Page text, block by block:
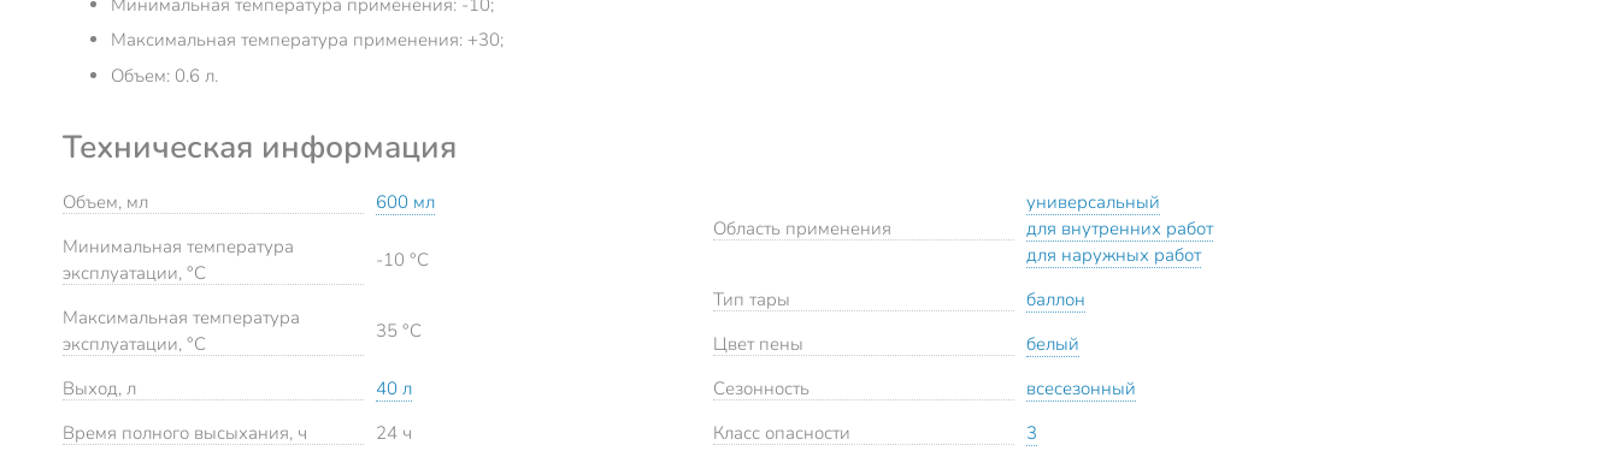
Максимальная температура применения: +30;
Объем: 0.6 л.
Техническая информация
Объем, мл
600 мл
Минимальная температура
эксплуатации, °C
-10 °C
Максимальная температура
эксплуатации, °C
35 °C
Выход, л
40 л
Время полного высыхания, ч
24 ч
Область применения
универсальный
для внутренних работ
для наружных работ
Тип тары
баллон
Цвет пены
белый
Сезонность
всесезонный
Класс опасности
3